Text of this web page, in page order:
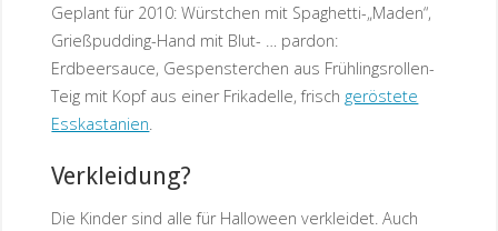
Geplant für 2010: Würstchen mit Spaghetti-„Maden“,
Grießpudding-Hand mit Blut- … pardon:
Erdbeersauce, Gespensterchen aus Frühlingsrollen-
Teig mit Kopf aus einer Frikadelle, frisch geröstete
Esskastanien
Verkleidung?
Die Kinder sind alle für Halloween verkleidet. Auch